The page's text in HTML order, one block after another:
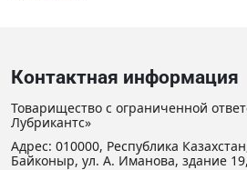
Контактная информация
Товарищество с ограниченной
Лубрикантс»
Адрес: 010000, Республика
Байконыр, ул. А. Иманова, здание